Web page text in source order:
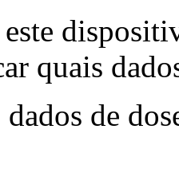
este
quais
de